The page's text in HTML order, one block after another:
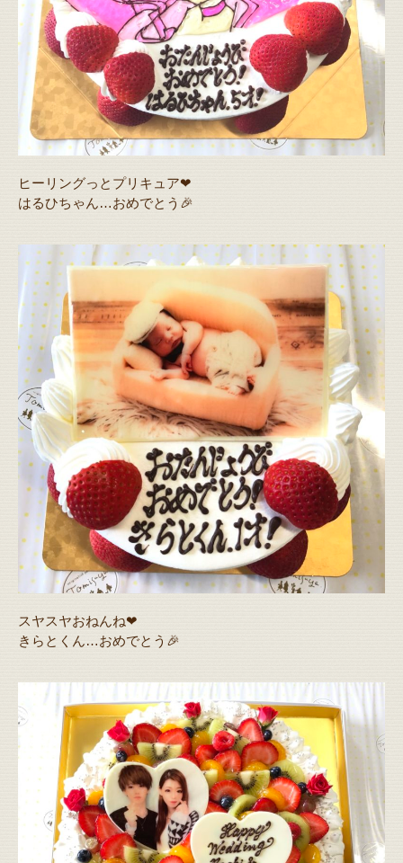
ヒーリングっとプリキュア❤
はるひちゃん…おめでとう🎉
スヤスヤおねんね❤
きらとくん…おめでとう🎉